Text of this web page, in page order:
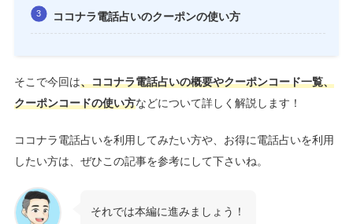
ココナラ電話占いのクーポンの使い方
そこで今回は、ココナラ電話占いの概要やクーポンコード一覧、
クーポンコードの使い方などについて詳しく解説します！
ココナラ電話占いを利用してみたい方や、お得に電話占いを利用
したい方は、ぜひこの記事を参考にして下さいね。
それでは本編に進みましょう！